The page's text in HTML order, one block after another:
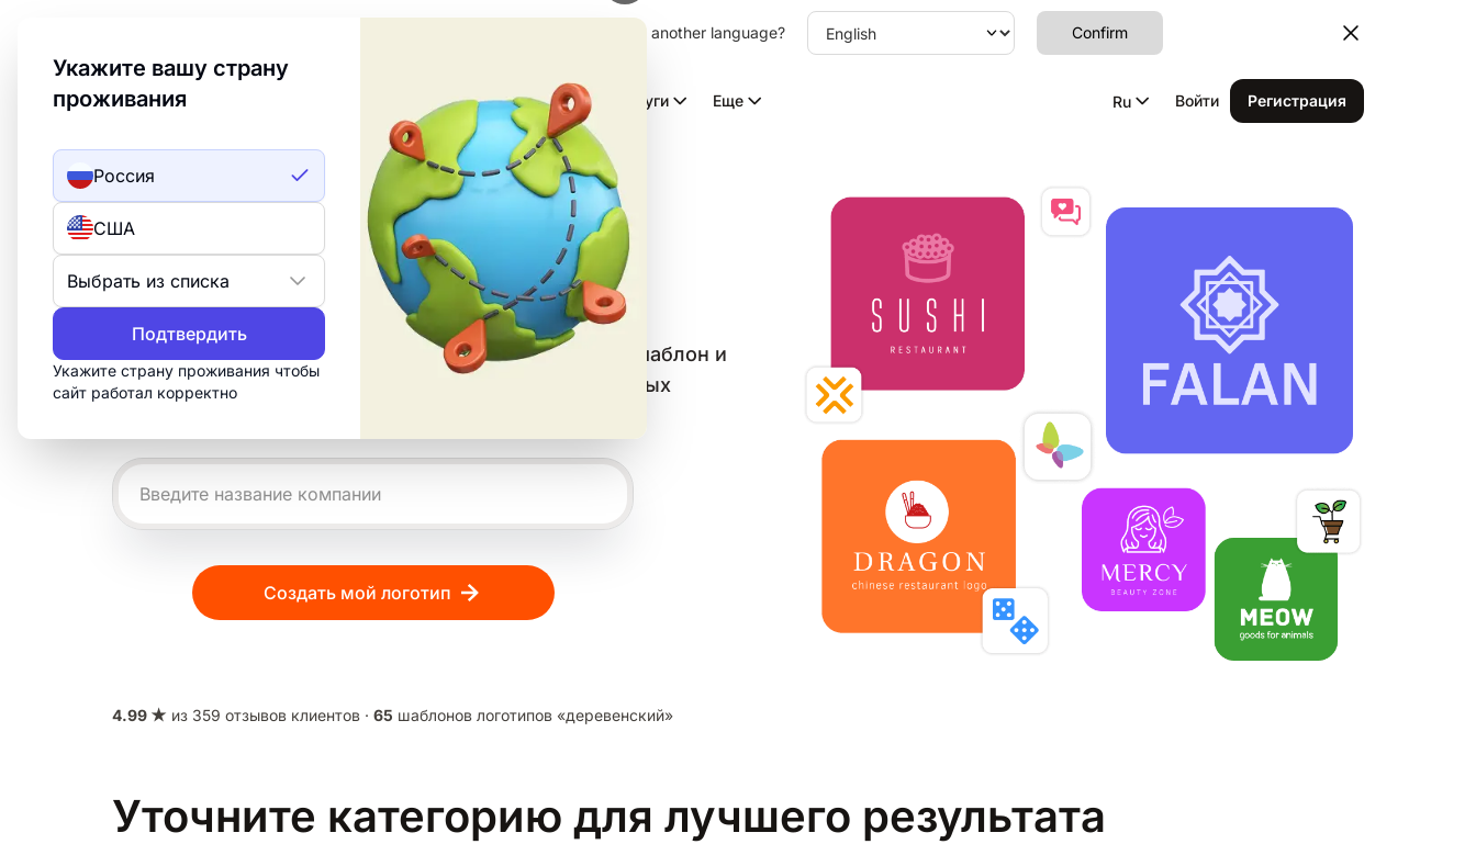
Укажите вашу страну
проживания
Россия
США
Выбрать из списка
Подтвердить
Укажите страну проживания чтобы
сайт работал корректно
Welcome to Turbologo! This page is available in another language. Choose another language? Confirm
ИИ лого Видео с ИИ Услуги Еще Ru Войти Регистрация
Примеры логотипов в
деревенском стиле
Создайте профессиональный логотип в категории
«Деревенский» за 15 минут. Настройте бесплатный шаблон и
скачайте всё, что нужно для печати, веба и социальных
Создать мой логотип
4.99 ★ из 359 отзывов клиентов · 65 шаблонов логотипов «деревенский»
Уточните категорию для лучшего результата